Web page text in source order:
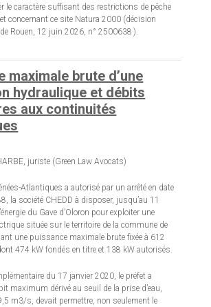
le caractère suffisant des restrictions de pêche
concernant ce site Natura 2000 (décision
Rouen, 12 juin 2026, n° 2500638 ).
maximale brute d’une
hydraulique et débits
aux continuités
juriste (Green Law Avocats)
Atlantiques a autorisé par un arrêté en date
la société CHEDD à disposer, jusqu’au 11
du Gave d’Oloron pour exploiter une
située sur le territoire de la commune de
une puissance maximale brute fixée à 612
474 kW fondés en titre et 138 kW autorisés.
du 17 janvier 2020, le préfet a
maximum dérivé au seuil de la prise d’eau,
m3/s, devait permettre, non seulement le